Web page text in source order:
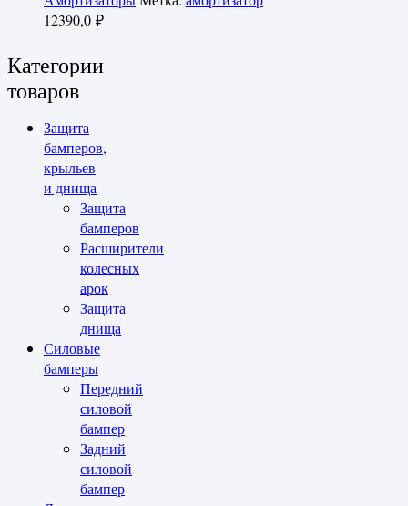
12390,0 ₽
Категории
товаров
Защита
бамперов,
крыльев
и днища
Защита
бамперов
Расширители
колесных
арок
Защита
днища
Силовые
бамперы
Передний
силовой
бампер
Задний
силовой
бампер